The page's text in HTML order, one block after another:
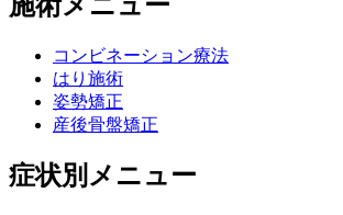
コンビネーション療法
はり施術
姿勢矯正
産後骨盤矯正
症状別メニュー